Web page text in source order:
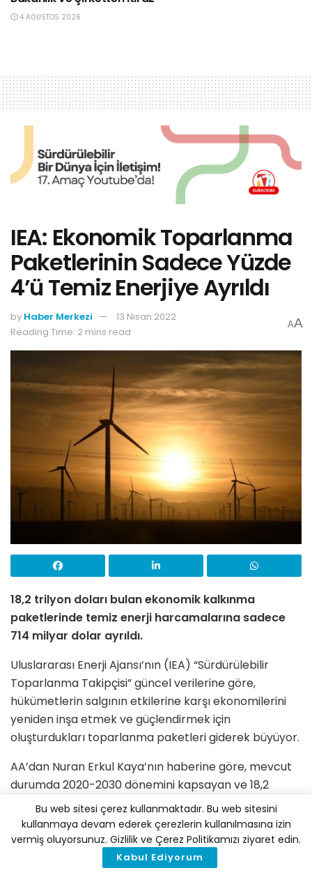
4 AĞUSTOS 2026
IEA: Ekonomik Toparlanma
Paketlerinin Sadece Yüzde
4’ü Temiz Enerjiye Ayrıldı
by Haber Merkezi
13 Nisan 2022
Reading Time: 2 mins read
AA
18,2 trilyon doları bulan ekonomik kalkınma
paketlerinde temiz enerji harcamalarına sadece
714 milyar dolar ayrıldı.
Uluslararası Enerji Ajansı’nın (IEA) “Sürdürülebilir
Toparlanma Takipçisi” güncel verilerine göre,
hükümetlerin salgının etkilerine karşı ekonomilerini
yeniden inşa etmek ve güçlendirmek için
oluşturdukları toparlanma paketleri giderek büyüyor.
AA’dan Nuran Erkul Kaya’nın haberine göre, mevcut
durumda 2020-2030 dönemini kapsayan ve 18,2
trilyon doları bulan ekonomik kalkınma paketlerinde
temiz enerji harcamaları için 714 milyar dolar ayrıldı.
Bu rakam Ekim 2021’de belirlenen 470 milyar dolara
göre %52 artış gösterse de toplamda %4 seviyesinde
Bu web sitesi çerez kullanmaktadır. Bu web sitesini
kullanmaya devam ederek çerezlerin kullanılmasına izin
vermiş oluyorsunuz. Gizlilik ve Çerez Politikamızı ziyaret edin.
Kabul Ediyorum